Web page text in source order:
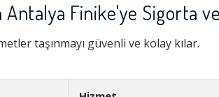
Antalya Finike'ye Sigorta
taşınmayı güvenli ve kolay kılar.
Ambalajlama Hizmeti
Firma ile İletişim